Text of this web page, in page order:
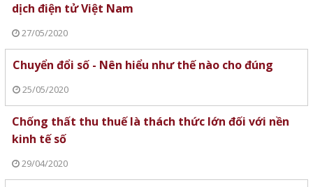
dịch điện tử Việt Nam
27/05/2020
Chuyển đổi số - Nên hiểu như thế nào cho đúng
25/05/2020
Chống thất thu thuế là thách thức lớn đối với nền
kinh tế số
29/04/2020